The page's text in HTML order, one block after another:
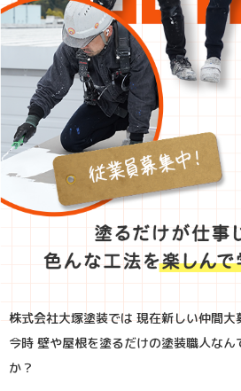
株式会社大塚塗装では 現在新しい仲間大
今時 壁や屋根を塗るだけの塗装職人な
か？